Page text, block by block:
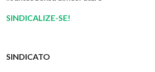
SINDICALIZE-SE!
SINDICATO